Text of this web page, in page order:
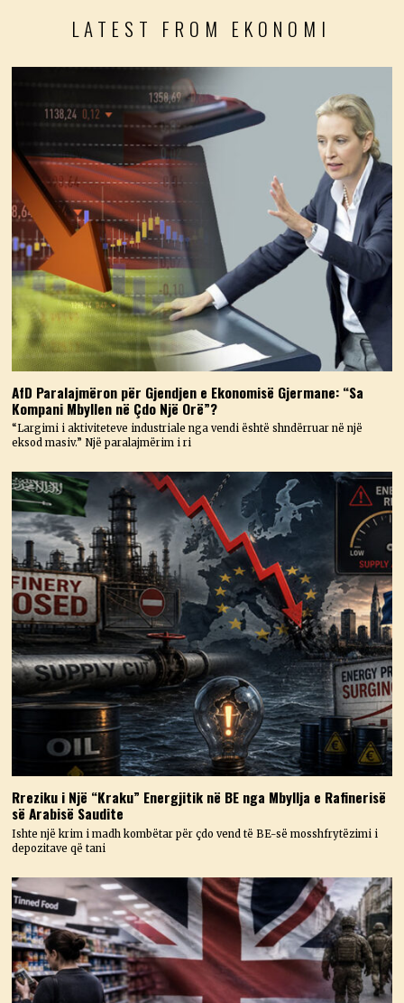
LATEST FROM EKONOMI
AfD Paralajmëron për Gjendjen e Ekonomisë Gjermane: “Sa
Kompani Mbyllen në Çdo Një Orë”?
“Largimi i aktiviteteve industriale nga vendi është shndërruar në një
eksod masiv.” Një paralajmërim i ri
Rreziku i Një “Kraku” Energjitik në BE nga Mbyllja e Rafinerisë
së Arabisë Saudite
Ishte një krim i madh kombëtar për çdo vend të BE-së mosshfrytëzimi i
depozitave që tani